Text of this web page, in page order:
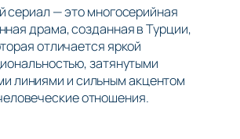
сериал — это многосерийная
драма, созданная в Турции,
отличается яркой
затянутыми
линиями и сильным акцентом
отношения.